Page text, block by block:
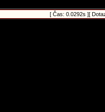
[ Čas: 0.0292s ][